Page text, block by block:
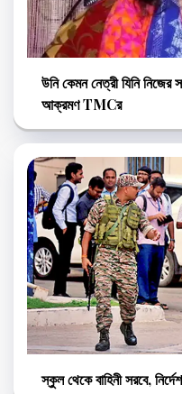
উনি কেমন নেত্রী যিনি নিজের
আক্রমণ TMCর
স্কুল থেকে বাহিনী সরবে,